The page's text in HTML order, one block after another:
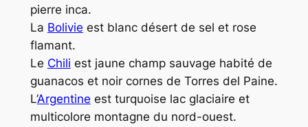
pierre inca.
La Bolivie est blanc désert de sel et rose
flamant.
Le Chili est jaune champ sauvage habité de
guanacos et noir cornes de Torres del Paine.
L’Argentine est turquoise lac glaciaire et
multicolore montagne du nord-ouest.